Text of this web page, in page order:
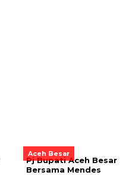
Aceh Besar
Pj Bupati Aceh Besar
Bersama Mendes